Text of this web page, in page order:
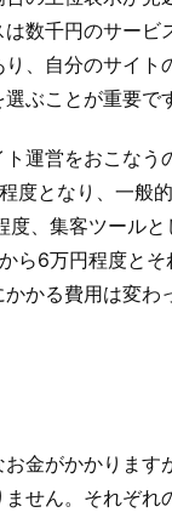
数千円のサービ
、自分のサイト
ぶことが重要で
運営をおこなう
度となり、一般
度、集客ツール
ら6万円程度とそ
かる費用は変わ
金がかかります
せん。それぞれ